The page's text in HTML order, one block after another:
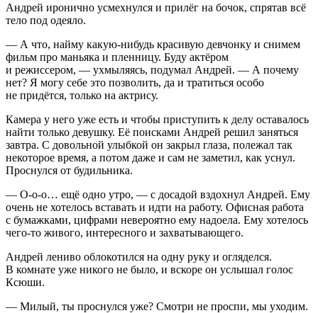
Андрей иронично усмехнулся и прилёг на бочок, спрятав всё
тело под одеяло.
— А что, найму какую-нибудь красивую девчонку и снимем
фильм про маньяка и пленницу. Буду актёром
и режиссером, — ухмыляясь, подумал Андрей. — А почему
нет? Я могу себе это позволить, да и тратиться особо
не придётся, только на актрису.
Камера у него уже есть и чтобы приступить к делу оставалось
найти только девушку. Её поисками Андрей решил заняться
завтра. С довольной улыбкой он закрыл глаза, полежал так
некоторое время, а потом даже и сам не заметил, как уснул.
Проснулся от будильника.
— О-о-о… ещё одно утро, — с досадой вздохнул Андрей. Ему
очень не хотелось вставать и идти на работу. Офисная работа
с бумажками, цифрами невероятно ему надоела. Ему хотелось
чего-то живого, интересного и захватывающего.
Андрей лениво облокотился на одну руку и огляделся.
В комнате уже никого не было, и вскоре он услышал голос
Ксюши.
— Милый, ты проснулся уже? Смотри не проспи, мы уходим.